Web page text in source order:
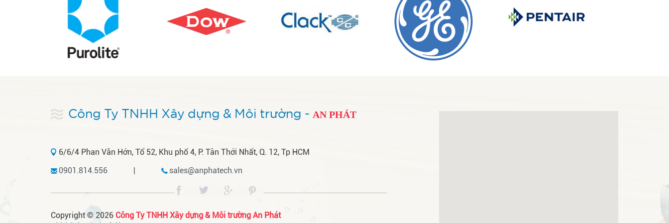
Công Ty TNHH Xây dựng & Môi trường - AN PHÁT
6/6/4 Phan Văn Hớn, Tổ 52, Khu phố 4, P. Tân Thới Nhất, Q. 12, Tp HCM
0901.814.556
| sales@anphatech.vn
Copyright © 2026 Công Ty TNHH Xây dựng & Môi trường An Phát